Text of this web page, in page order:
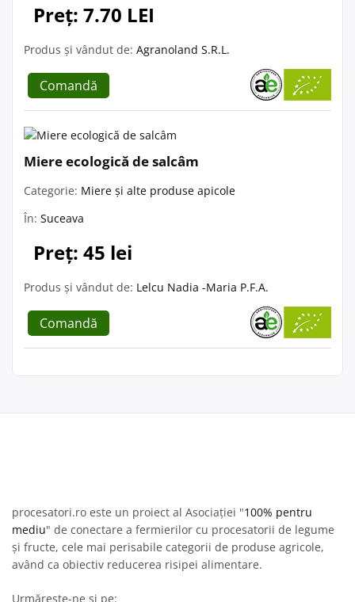
Preț: 7.70 LEI
Produs și vândut de: Agranoland S.R.L.
Comandă
Miere ecologică de salcâm
Categorie: Miere și alte produse apicole
În: Suceava
Preț: 45 lei
Produs și vândut de: Lelcu Nadia -Maria P.F.A.
Comandă
procesatori.ro este un proiect al Asociației "100% pentru
mediu" de conectare a fermierilor cu procesatorii de legume
și fructe, cele mai perisabile categorii de produse agricole,
având ca obiectiv reducerea risipei alimentare.
Urmărește-ne și pe: